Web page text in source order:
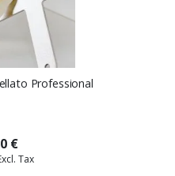
Professional
€